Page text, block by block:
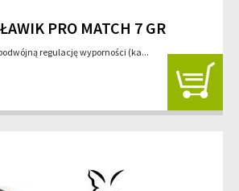
PRO MATCH 7 GR
regulację wyporności (ka...